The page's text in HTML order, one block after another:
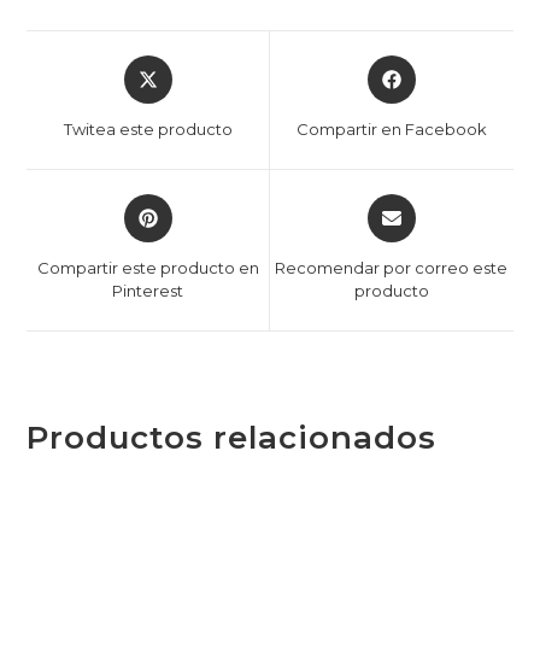
Twitea este producto Compartir en Facebook
Compartir este producto en
Pinterest
Recomendar por correo este
producto
Productos relacionados